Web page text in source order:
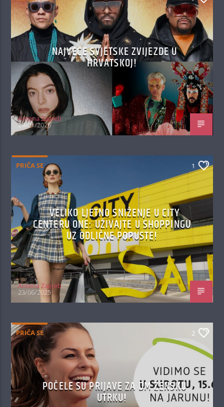
NAJVEĆE SVJETSKE ZVIJEZDE U
HRVATSKOJ!
Antena Zagreb
29/01/2026
PRIČA SE 1
VELIKO LJETNO SNIŽENJE U CITY
CENTERU ONE: UŽIVAJTE U SHOPPINGU
UZ ODLIČNE POPUSTE!
Antena Zagreb
23/06/2025
PRIČA SE 2
POČELE SU PRIJAVE ZA DM ŽENSKU
UTRKU!